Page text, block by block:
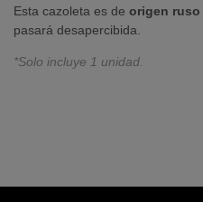
Esta cazoleta es de origen ruso
pasará desapercibida.
*Solo incluye 1 unidad.